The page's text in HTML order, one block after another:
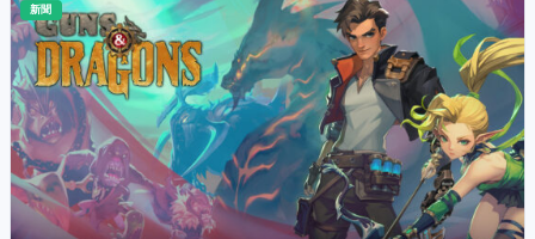
新聞